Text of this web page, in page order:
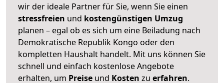
wir der ideale Partner für Sie, wenn Sie einen
stressfreien und kostengünstigen Umzug
planen – egal ob es sich um eine Beiladung nach
Demokratische Republik Kongo oder den
kompletten Haushalt handelt. Mit uns können Sie
schnell und einfach kostenlose Angebote
erhalten, um Preise und Kosten zu erfahren.